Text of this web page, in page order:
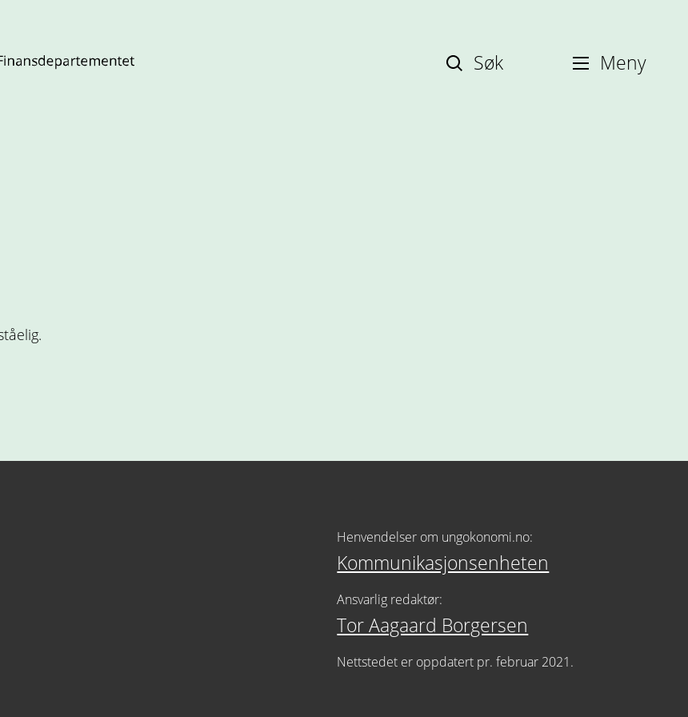
Søk Meny
Henvendelser om ungokonomi.no:
Kommunikasjonsenheten
Ansvarlig redaktør:
Tor Aagaard Borgersen
Nettstedet er oppdatert pr. februar 2021.